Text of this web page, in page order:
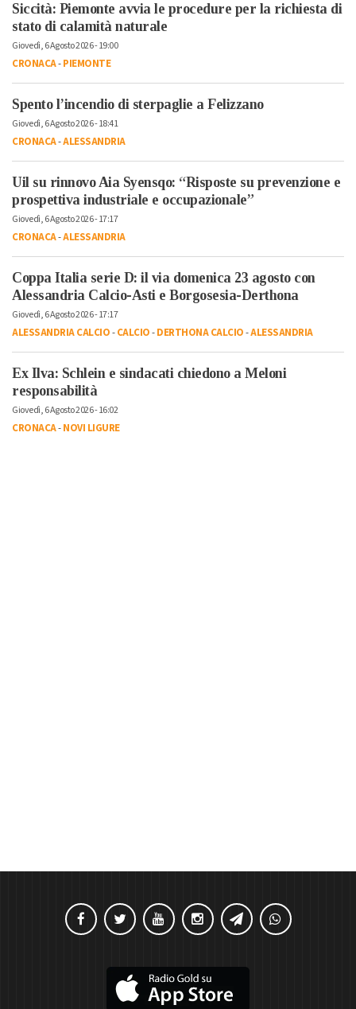
Siccità: Piemonte avvia le procedure per la richiesta di
stato di calamità naturale
Giovedì, 6 Agosto 2026 - 19:00
CRONACA-PIEMONTE
Spento l’incendio di sterpaglie a Felizzano
Giovedì, 6 Agosto 2026 - 18:41
CRONACA-ALESSANDRIA
Uil su rinnovo Aia Syensqo: “Risposte su prevenzione e
prospettiva industriale e occupazionale”
Giovedì, 6 Agosto 2026 - 17:17
CRONACA-ALESSANDRIA
Coppa Italia serie D: il via domenica 23 agosto con
Alessandria Calcio-Asti e Borgosesia-Derthona
Giovedì, 6 Agosto 2026 - 17:17
ALESSANDRIA CALCIO-CALCIO-DERTHONA CALCIO-ALESSANDRIA
Ex Ilva: Schlein e sindacati chiedono a Meloni
responsabilità
Giovedì, 6 Agosto 2026 - 16:02
CRONACA-NOVI LIGURE